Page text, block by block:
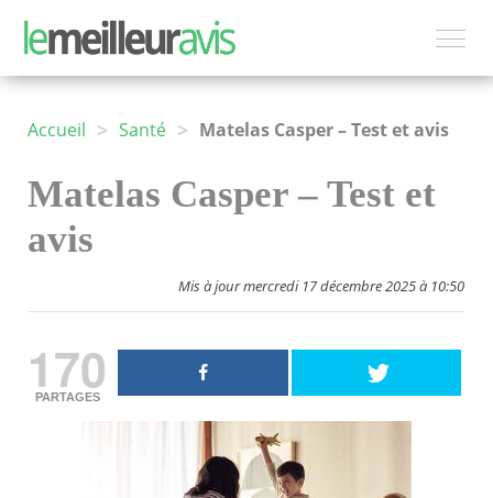
Accueil > Santé > Matelas Casper – Test et avis
Matelas Casper – Test et
avis
Mis à jour mercredi 17 décembre 2025 à 10:50
170
PARTAGES